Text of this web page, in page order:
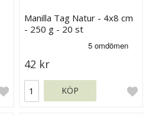
Manilla Tag Natur - 4x8 cm
- 250 g - 20 st
42 kr
KÖP